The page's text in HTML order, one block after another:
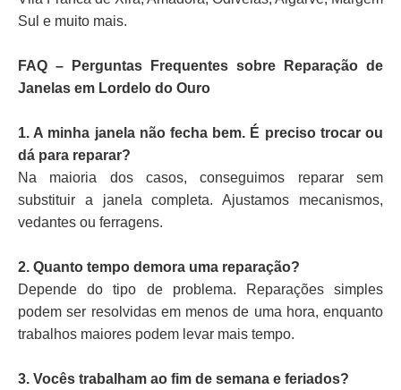
Sul e muito mais.
FAQ – Perguntas Frequentes sobre Reparação de
Janelas em Lordelo do Ouro
1. A minha janela não fecha bem. É preciso trocar ou
dá para reparar?
Na maioria dos casos, conseguimos reparar sem
substituir a janela completa. Ajustamos mecanismos,
vedantes ou ferragens.
2. Quanto tempo demora uma reparação?
Depende do tipo de problema. Reparações simples
podem ser resolvidas em menos de uma hora, enquanto
trabalhos maiores podem levar mais tempo.
3. Vocês trabalham ao fim de semana e feriados?